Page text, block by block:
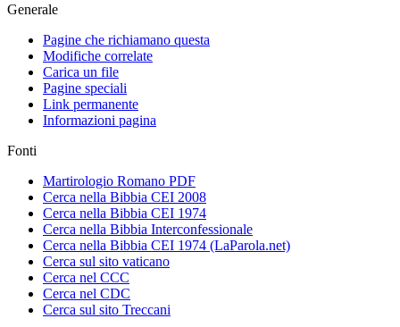
Generale
Pagine che richiamano questa
Modifiche correlate
Carica un file
Pagine speciali
Link permanente
Informazioni pagina
Fonti
Martirologio Romano PDF
Cerca nella Bibbia CEI 2008
Cerca nella Bibbia CEI 1974
Cerca nella Bibbia Interconfessionale
Cerca nella Bibbia CEI 1974 (LaParola.net)
Cerca sul sito vaticano
Cerca nel CCC
Cerca nel CDC
Cerca sul sito Treccani